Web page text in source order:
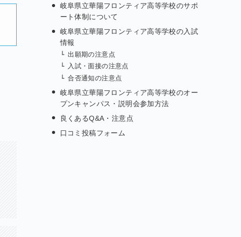
岐阜県立華陽フロンティア高等学校のサポ
ート体制について
岐阜県立華陽フロンティア高等学校の入試
情報
出願期の注意点
入試・面接の注意点
合否通知の注意点
岐阜県立華陽フロンティア高等学校のオー
プンキャンパス・説明会参加方法
良くあるQ&A・注意点
口コミ投稿フォーム